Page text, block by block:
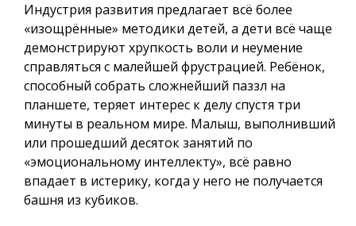
Индустрия развития предлагает всё более
«изощрённые» методики детей, а дети всё чаще
демонстрируют хрупкость воли и неумение
справляться с малейшей фрустрацией. Ребёнок,
способный собрать сложнейший паззл на
планшете, теряет интерес к делу спустя три
минуты в реальном мире. Малыш, выполнивший
или прошедший десяток занятий по
«эмоциональному интеллекту», всё равно
впадает в истерику, когда у него не получается
башня из кубиков.